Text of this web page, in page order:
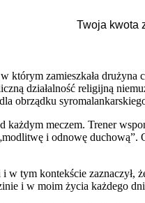
zamieszkała
działalność religijną
obrządku
meczem. Trener
i odnowę
tym kontekście
i w moim życia każdego